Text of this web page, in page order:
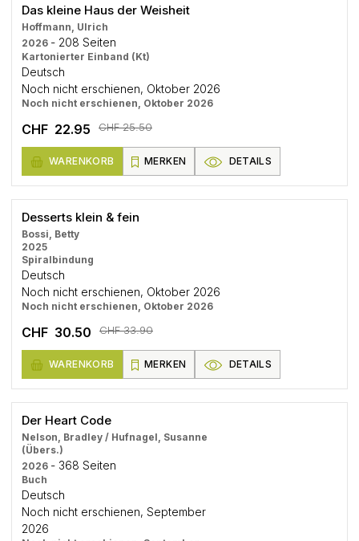
Das kleine Haus der Weisheit
Hoffmann, Ulrich
2026 - 208 Seiten
Kartonierter Einband (Kt)
Deutsch
Noch nicht erschienen, Oktober 2026
Noch nicht erschienen, Oktober 2026
CHF 22.95 CHF 25.50
WARENKORB MERKEN DETAILS
Desserts klein & fein
Bossi, Betty
2025
Spiralbindung
Deutsch
Noch nicht erschienen, Oktober 2026
Noch nicht erschienen, Oktober 2026
CHF 30.50 CHF 33.90
WARENKORB MERKEN DETAILS
Der Heart Code
Nelson, Bradley / Hufnagel, Susanne
(Übers.)
2026 - 368 Seiten
Buch
Deutsch
Noch nicht erschienen, September
2026